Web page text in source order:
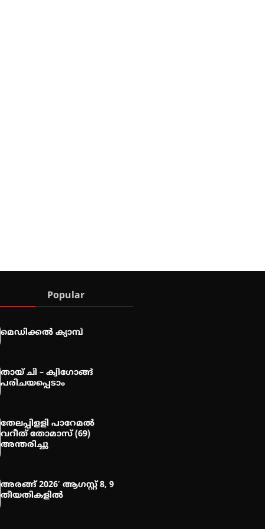
Popular
മെഡിക്കൽ ക്യാമ്പ്
തായ് ചി – ക്വിഗോങ്ങ്
പരിചയപ്പെടാം
തേലപ്പിളളി പാറേമൽ
വറീത് തോമാസ് (69)
അന്തരിച്ചു
അരങ്ങ് 2026′ ആഗസ്റ്റ് 8, 9
തീയതികളിൽ